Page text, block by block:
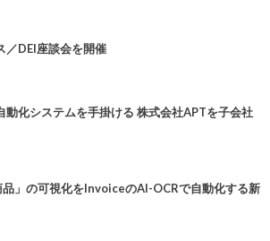
／DEI座談会を開催
動化システムを手掛ける 株式会社APTを子会社
」の可視化をInvoiceのAI-OCRで自動化する新